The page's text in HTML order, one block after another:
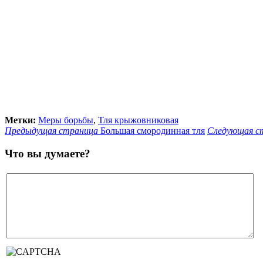
Метки: Меры борьбы, Тля крыжовниковая
Предыдущая страница Большая смородинная тля Следующая
Что вы думаете?